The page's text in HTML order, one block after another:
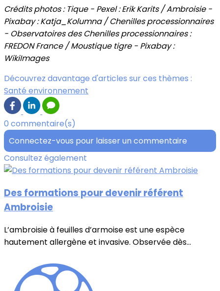
Crédits photos : Tique - Pexel : Erik Karits / Ambroisie -
Pixabay : Katja_Kolumna / Chenilles processionnaires
- Observatoires des Chenilles processionnaires :
FREDON France / Moustique tigre - Pixabay :
WikiImages
Découvrez davantage d'articles sur ces thèmes :
Santé environnement
0 commentaire(s)
Connectez-vous pour laisser un commentaire
Consultez également
Des formations pour devenir référent
Ambroisie
L’ambroisie à feuilles d’armoise est une espèce
hautement allergène et invasive. Observée dès...